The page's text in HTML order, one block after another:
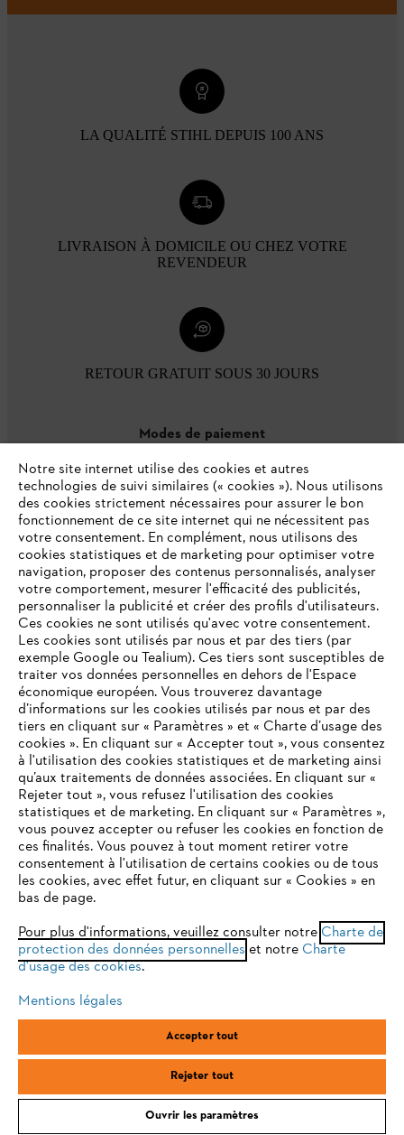
LA QUALITÉ STIHL DEPUIS 100 ANS
LIVRAISON À DOMICILE OU CHEZ VOTRE
REVENDEUR
RETOUR GRATUIT SOUS 30 JOURS
Modes de paiement
L'Entreprise
Questions / Réponses
Service
Conditions Générales de Vente
Mentions légales Cookies
Conditions de garantie
ANDREAS STIHL SAS, 1 rue des Epinettes, ZI Nord de Torcy, 77200
VOTRE NAVIGATEUR INTERNET
N'EST PLUS PRIS EN CHARGE
Vous utilisez un navigateur Internet que nous ne prenons plus
en charge, et certaines fonctionnalités de notre site ne
peuvent fonctionner correctement. Pour une utilisation
optimale de notre site, nous vous recommandons de passer à
l'un des navigateurs suivants :
firefox chrome
Notre site internet utilise des cookies et autres
technologies de suivi similaires (« cookies »). Nous utilisons
des cookies strictement nécessaires pour assurer le bon
fonctionnement de ce site internet qui ne nécessitent pas
votre consentement. En complément, nous utilisons des
cookies statistiques et de marketing pour optimiser votre
navigation, proposer des contenus personnalisés, analyser
votre comportement, mesurer l'efficacité des publicités,
personnaliser la publicité et créer des profils d'utilisateurs.
Ces cookies ne sont utilisés qu'avec votre consentement.
Les cookies sont utilisés par nous et par des tiers (par
exemple Google ou Tealium). Ces tiers sont susceptibles de
traiter vos données personnelles en dehors de l'Espace
économique européen. Vous trouverez davantage
d’informations sur les cookies utilisés par nous et par des
tiers en cliquant sur « Paramètres » et « Charte d’usage des
cookies ». En cliquant sur « Accepter tout », vous consentez
à l'utilisation des cookies statistiques et de marketing ainsi
qu’aux traitements de données associées. En cliquant sur «
Rejeter tout », vous refusez l'utilisation des cookies
statistiques et de marketing. En cliquant sur « Paramètres »,
vous pouvez accepter ou refuser les cookies en fonction de
ces finalités. Vous pouvez à tout moment retirer votre
consentement à l'utilisation de certains cookies ou de tous
les cookies, avec effet futur, en cliquant sur « Cookies » en
bas de page.
Pour plus d'informations, veuillez consulter notre Charte de
protection des données personnelles et notre Charte
d'usage des cookies.
Mentions légales
Accepter tout
Rejeter tout
Ouvrir les paramètres